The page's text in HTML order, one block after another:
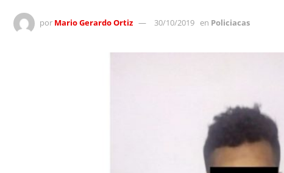
por Mario Gerardo Ortiz 30/10/2019 en Policiacas